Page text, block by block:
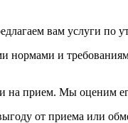
вам услуги по
нормами и
на прием. Мы оценим
от приема или